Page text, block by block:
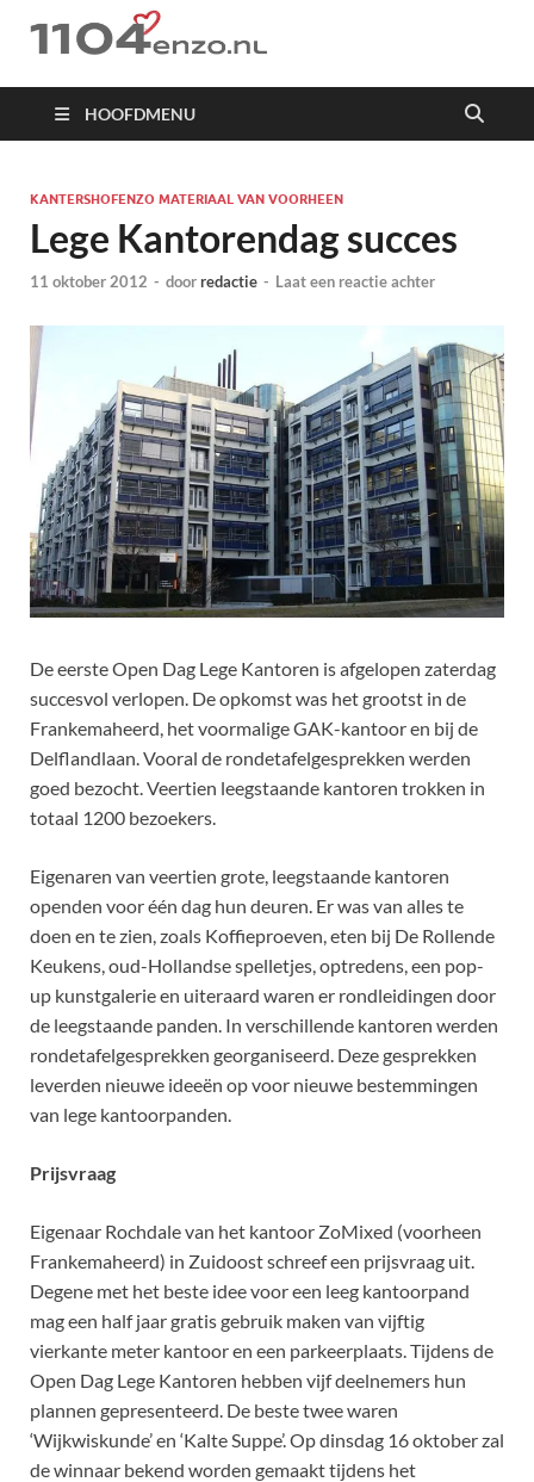
1104 en zo
HOOFDMENU
KANTERSHOFENZO MATERIAAL VAN VOORHEEN
Lege Kantorendag succes
11 oktober 2012 - doorredactie - Laat een reactie achter
De eerste Open Dag Lege Kantoren is afgelopen zaterdag
succesvol verlopen. De opkomst was het grootst in de
Frankemaheerd, het voormalige GAK-kantoor en bij de
Delflandlaan. Vooral de rondetafelgesprekken werden
goed bezocht. Veertien leegstaande kantoren trokken in
totaal 1200 bezoekers.
Eigenaren van veertien grote, leegstaande kantoren
openden voor één dag hun deuren. Er was van alles te
doen en te zien, zoals Koffieproeven, eten bij De Rollende
Keukens, oud-Hollandse spelletjes, optredens, een pop-
up kunstgalerie en uiteraard waren er rondleidingen door
de leegstaande panden. In verschillende kantoren werden
rondetafelgesprekken georganiseerd. Deze gesprekken
leverden nieuwe ideeën op voor nieuwe bestemmingen
van lege kantoorpanden.
Prijsvraag
Eigenaar Rochdale van het kantoor ZoMixed (voorheen
Frankemaheerd) in Zuidoost schreef een prijsvraag uit.
Degene met het beste idee voor een leeg kantoorpand
mag een half jaar gratis gebruik maken van vijftig
vierkante meter kantoor en een parkeerplaats. Tijdens de
Open Dag Lege Kantoren hebben vijf deelnemers hun
plannen gepresenteerd. De beste twee waren
‘Wijkwiskunde’ en ‘Kalte Suppe’. Op dinsdag 16 oktober zal
de winnaar bekend worden gemaakt tijdens het